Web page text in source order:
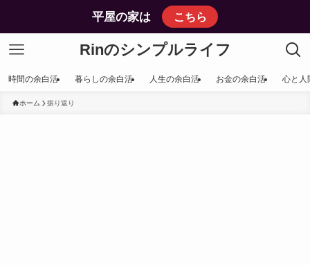
平屋の家は こちら
Rinのシンプルライフ
時間の余白活 暮らしの余白活 人生の余白活 お金の余白活 心と人
ホーム 振り返り